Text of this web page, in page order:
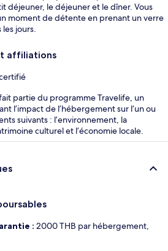
déjeuner, le déjeuner et le dîner. Vous
moment de détente en prenant un verre
jours.
affiliations
partie du programme Travelife, un
l’impact de l’hébergement sur l’un ou
suivants : l’environnement, la
culturel et l’économie locale.
: 2000 THB par hébergement,